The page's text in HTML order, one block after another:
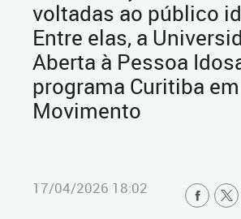
voltadas ao público
Entre elas, a
Aberta à Pessoa
programa Curitiba em
Movimento
17/04/2026 18:02